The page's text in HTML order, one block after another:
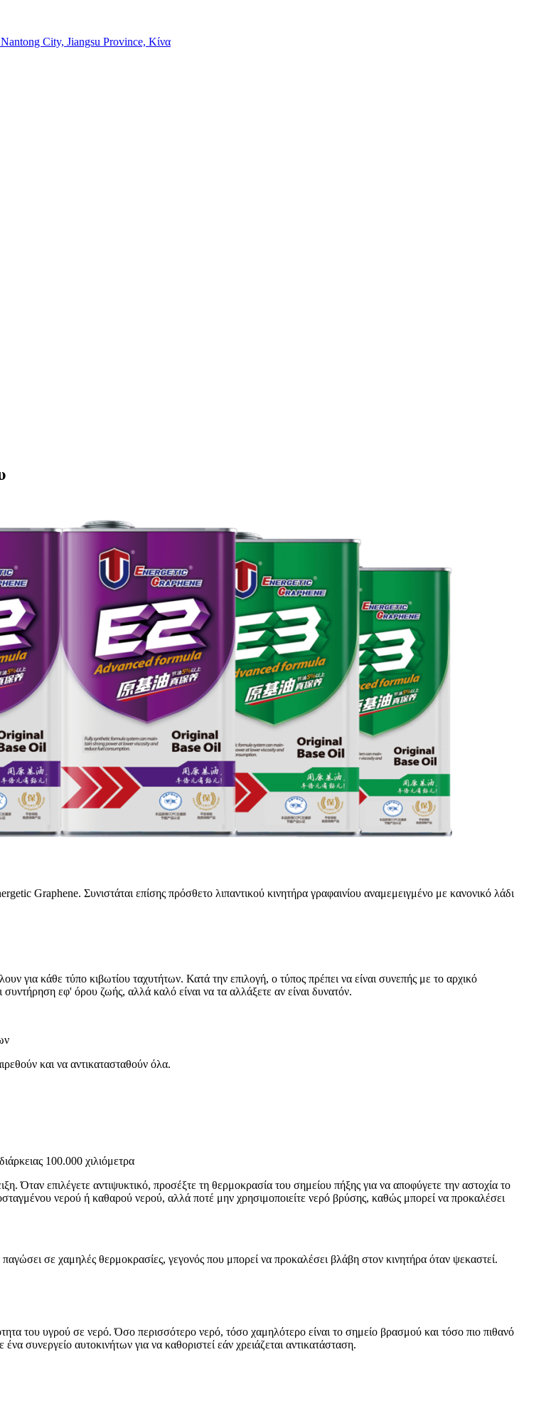
City, Jiangsu Province, Κίνα
Graphene. Συνιστάται επίσης πρόσθετο λιπαντικού κινητήρα γραφαινίου αναμεμειγμένο με κανονικό λάδι
για κάθε τύπο κιβωτίου ταχυτήτων. Κατά την επιλογή, ο τύπος πρέπει να είναι συνεπής με το αρχικό
εφ' όρου ζωής, αλλά καλό είναι να τα αλλάξετε αν είναι δυνατόν.
και να αντικατασταθούν όλα.
100.000 χιλιόμετρα
Όταν επιλέγετε αντιψυκτικό, προσέξτε τη θερμοκρασία του σημείου πήξης για να αποφύγετε την αστοχία το
νερού ή καθαρού νερού, αλλά ποτέ μην χρησιμοποιείτε νερό βρύσης, καθώς μπορεί να προκαλέσει
σε χαμηλές θερμοκρασίες, γεγονός που μπορεί να προκαλέσει βλάβη στον κινητήρα όταν ψεκαστεί.
του υγρού σε νερό. Όσο περισσότερο νερό, τόσο χαμηλότερο είναι το σημείο βρασμού και τόσο πιο πιθανό
συνεργείο αυτοκινήτων για να καθοριστεί εάν χρειάζεται αντικατάσταση.